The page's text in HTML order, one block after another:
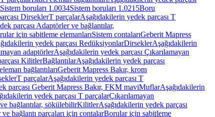
Sistem boruları 1.0034Sistem boruları 1.0215Boru
DirseklerT parçalarAşağıdakilerin yedek parçası T
parçası Adaptörler ve bağlantılar,
için sabitleme elemanlarıSistem contalarıGeberit Mapress
yedek parçası RedüksiyonlarDirseklerAşağıdakilerin
adaptörlerAşağıdakilerin yedek parçası Çıkarılamayan
KilitlerBağlantılarAşağıdakilerin yedek parçası
bağlantılarıGeberit Mapress Bakır, krom
T parçalarAşağıdakilerin yedek parçası T
parçası Geberit Mapress Bakır, FKM maviMuflarAşağıdakilerin
yedek parçası T parçalarÇıkarılamayan
bağlantılar, sökülebilirKilitlerAşağıdakilerin yedek parçası
bağlantı parçaları için contalarBorular için sabitleme